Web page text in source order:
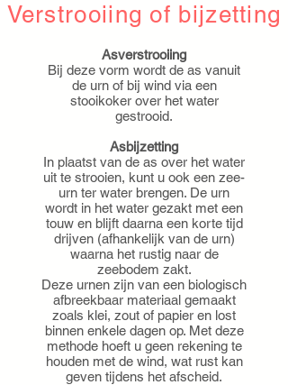
Verstrooiing of bijzetting
Asverstrooiing
Bij deze vorm wordt de as vanuit
de urn of bij wind via een
stooikoker over het water
gestrooid.
Asbijzetting
In plaatst van de as over het water
uit te strooien, kunt u ook een zee-
urn ter water brengen. De urn
wordt in het water gezakt met een
touw en blijft daarna een korte tijd
drijven (afhankelijk van de urn)
waarna het rustig naar de
zeebodem zakt.
Deze urnen zijn van een biologisch
afbreekbaar materiaal gemaakt
zoals klei, zout of papier en lost
binnen enkele dagen op. Met deze
methode hoeft u geen rekening te
houden met de wind, wat rust kan
geven tijdens het afscheid.